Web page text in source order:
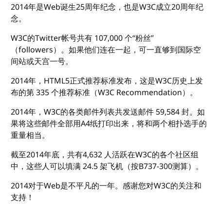
2014年是Web诞生25周年纪念，也是W3C成立20周年纪
念。
W3C的Twitter帐号共有 107,000 个“粉丝”
（followers）。如果他们连在一起，可一直够到国际空
间站或天宫一号。
2014年，HTML5正式推荐标准发布，这是W3C历史上发
布的第 335 个推荐标准（W3C Recommendation）。
2014年，W3C的各类邮件列表共发送邮件 59,584 封。如
果将这些邮件全部用A4纸打印出来，将和两个相扑选手的
重量相当。
截至2014年底，共有4,632 人活跃在W3C的各个社区组
中，这些人可以填满 24.5 架飞机（按B737-300测算）。
2014对于Web是不平凡的一年。感谢您对W3C的关注和
支持！